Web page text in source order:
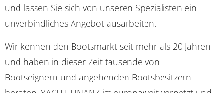
und lassen Sie sich von unseren Spezialisten ein
unverbindliches Angebot ausarbeiten.
Wir kennen den Bootsmarkt seit mehr als 20 Jahren
und haben in dieser Zeit tausende von
Bootseignern und angehenden Bootsbesitzern